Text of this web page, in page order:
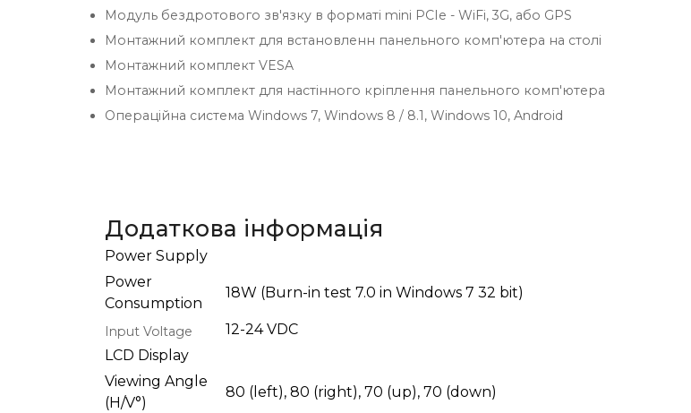
Модуль бездротового зв'язку в форматі mini PCIe - WiFi, 3G, або GPS
Монтажний комплект для встановленн панельного комп'ютера на столі
Монтажний комплект VESA
Монтажний комплект для настінного кріплення панельного комп'ютера
Операційна система Windows 7, Windows 8 / 8.1, Windows 10, Android
Додаткова інформація
Power Supply
Power
Consumption
18W (Burn-in test 7.0 in Windows 7 32 bit)
Input Voltage
12-24 VDC
LCD Display
Viewing Angle
(H/V°)
80 (left), 80 (right), 70 (up), 70 (down)